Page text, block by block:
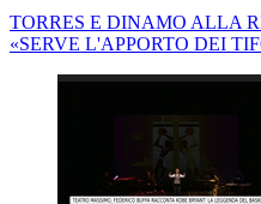
TORRES E DINAMO ALLA
«SERVE L'APPORTO DEI